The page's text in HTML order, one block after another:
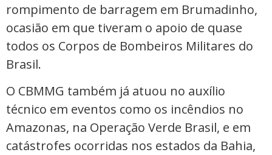
rompimento de barragem em Brumadinho,
ocasião em que tiveram o apoio de quase
todos os Corpos de Bombeiros Militares do
Brasil.
O CBMMG também já atuou no auxílio
técnico em eventos como os incêndios no
Amazonas, na Operação Verde Brasil, e em
catástrofes ocorridas nos estados da Bahia,